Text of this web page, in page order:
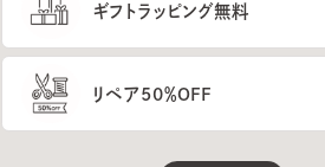
リペア50％OFF